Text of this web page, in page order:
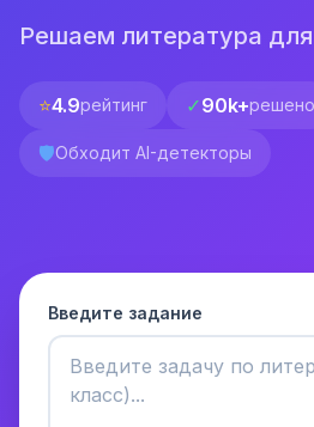
Решаем литература
⭐4.9рейтинг ✓90k+решено
🛡️Обходит AI-детекторы
Введите задание